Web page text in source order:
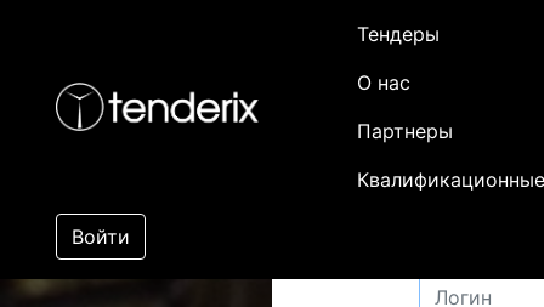
Тендеры
О нас
Партнеры
Войти